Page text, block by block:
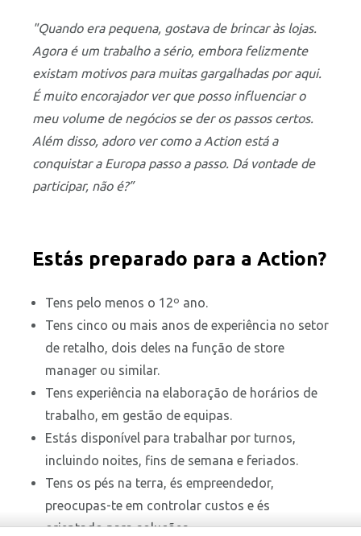
"Quando era pequena, gostava de brincar às lojas.
Agora é um trabalho a sério, embora felizmente
existam motivos para muitas gargalhadas por aqui.
É muito encorajador ver que posso influenciar o
meu volume de negócios se der os passos certos.
Além disso, adoro ver como a Action está a
conquistar a Europa passo a passo. Dá vontade de
participar, não é?”
Estás preparado para a Action?
Tens pelo menos o 12º ano.
Tens cinco ou mais anos de experiência no setor
de retalho, dois deles na função de store
manager ou similar.
Tens experiência na elaboração de horários de
trabalho, em gestão de equipas.
Estás disponível para trabalhar por turnos,
incluindo noites, fins de semana e feriados.
Tens os pés na terra, és empreendedor,
preocupas-te em controlar custos e és
orientado para soluções.